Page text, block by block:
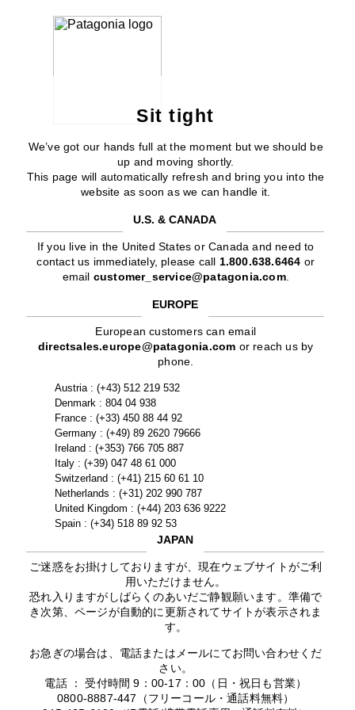
Sit tight
We’ve got our hands full at the moment but we should be
up and moving shortly.
This page will automatically refresh and bring you into the
website as soon as we can handle it.
U.S. & CANADA
If you live in the United States or Canada and need to
contact us immediately, please call 1.800.638.6464 or
email customer_service@patagonia.com.
EUROPE
European customers can email
directsales.europe@patagonia.com or reach us by
phone.
Austria : (+43) 512 219 532
Denmark : 804 04 938
France : (+33) 450 88 44 92
Germany : (+49) 89 2620 79666
Ireland : (+353) 766 705 887
Italy : (+39) 047 48 61 000
Switzerland : (+41) 215 60 61 10
Netherlands : (+31) 202 990 787
United Kingdom : (+44) 203 636 9222
Spain : (+34) 518 89 92 53
JAPAN
ご迷惑をお掛けしておりますが、現在ウェブサイトがご利
用いただけません。
恐れ入りますがしばらくのあいだご静観願います。準備で
き次第、ページが自動的に更新されてサイトが表示されま
す。
お急ぎの場合は、電話またはメールにてお問い合わせくだ
さい。
電話 ： 受付時間 9：00-17：00（日・祝日も営業）
0800-8887-447（フリーコール・通話料無料）